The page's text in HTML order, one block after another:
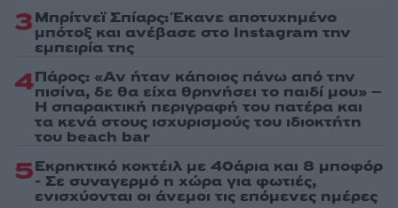
3Μπρίτνεϊ Σπίαρς: Έκανε αποτυχημένο
μπότοξ και ανέβασε στο Instagram την
εμπειρία της
4Πάρος: «Αν ήταν κάποιος πάνω από την
πισίνα, δε θα είχα θρηνήσει το παιδί μου» –
Η σπαρακτική περιγραφή του πατέρα και
τα κενά στους ισχυρισμούς του ιδιοκτήτη
του beach bar
5Εκρηκτικό κοκτέιλ με 40άρια και 8 μποφόρ
- Σε συναγερμό η χώρα για φωτιές,
ενισχύονται οι άνεμοι τις επόμενες ημέρες